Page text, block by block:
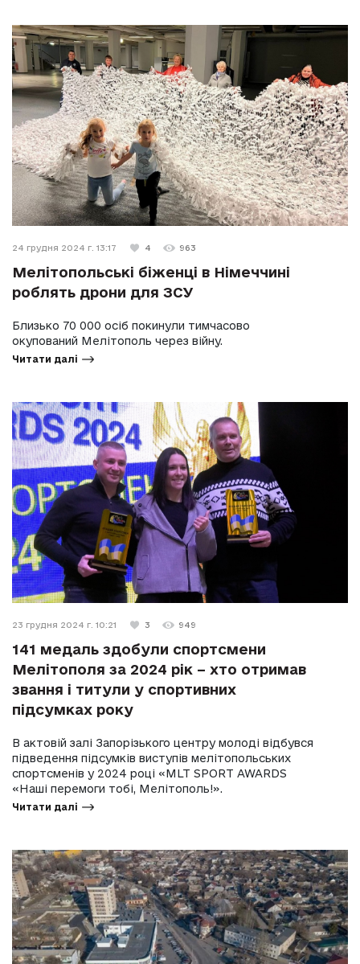
24 грудня 2024 г. 13:17 4 963
Мелітопольські біженці в Німеччині
роблять дрони для ЗСУ
Близько 70 000 осіб покинули тимчасово
окупований Мелітополь через війну.
Читати далі
23 грудня 2024 г. 10:21 3 949
141 медаль здобули спортсмени
Мелітополя за 2024 рік – хто отримав
звання і титули у спортивних
підсумках року
В актовій залі Запорізького центру молоді відбувся
підведення підсумків виступів мелітопольських
спортсменів у 2024 році «MLT SPORT AWARDS
«Наші перемоги тобі, Мелітополь!».
Читати далі